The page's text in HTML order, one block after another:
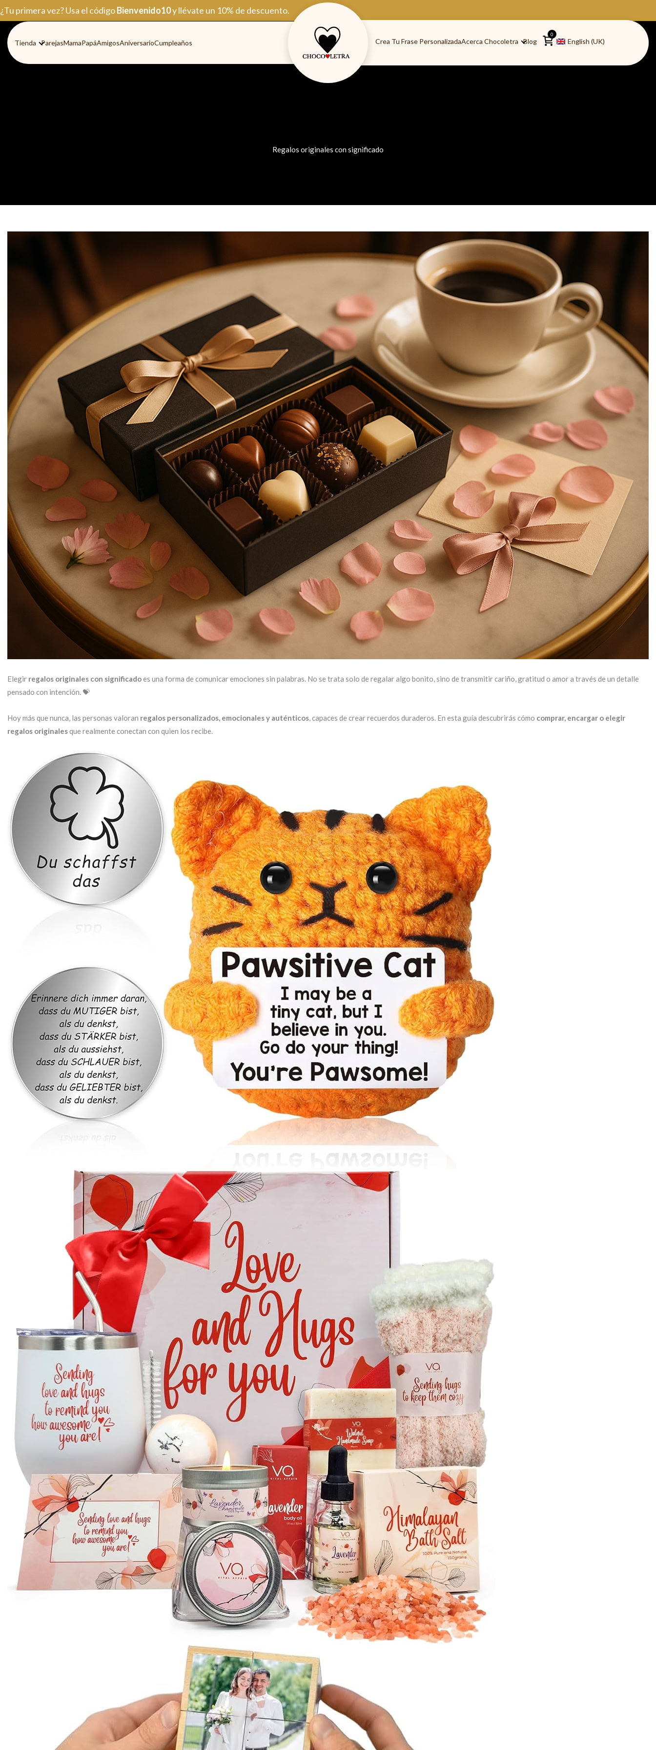
Ir
al
contenido
¿Tu primera vez? Usa el códigoBienvenido10y llévate un 10% de descuento.
Tienda ParejasMamaPapáAmigosAniversarioCumpleaños Crea Tu Frase PersonalizadaAcerca Chocoletra Blog
0
English (UK)
Regalos originales con significado
Elegir regalos originales con significadoes una forma de comunicar emociones sin palabras. No se trata solo de regalar algo bonito, sino de transmitir cariño, gratitud o amor a través de un detalle
pensado con intención. 💝
Hoy más que nunca, las personas valoran regalos personalizados, emocionales y auténticos, capaces de crear recuerdos duraderos. En esta guía descubrirás cómo comprar, encargar o elegir
regalos originalesque realmente conectan con quien los recibe.